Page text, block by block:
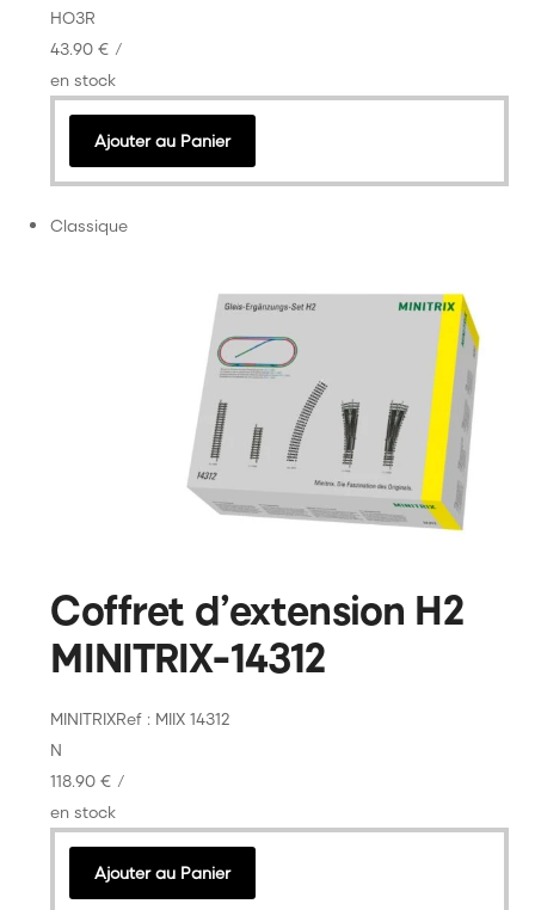
HO3R
43.90 € /
en stock
Ajouter au Panier
Classique
Coffret d’extension H2
MINITRIX-14312
MINITRIXRef : MIIX 14312
N
118.90 € /
en stock
Ajouter au Panier